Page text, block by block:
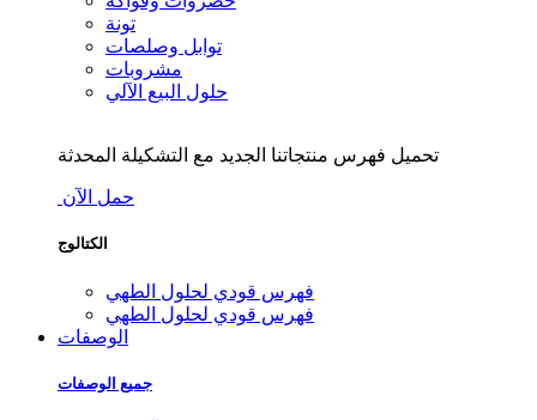
تونة
توابل وصلصات
مشروبات
حلول البيع الآلي
تحميل فهرس منتجاتنا الجديد مع التشكيلة المحدثة
حمل الآن
الكتالوج
فهرس قودي لحلول الطهي
فهرس قودي لحلول الطهي
الوصفات
جميع الوصفات